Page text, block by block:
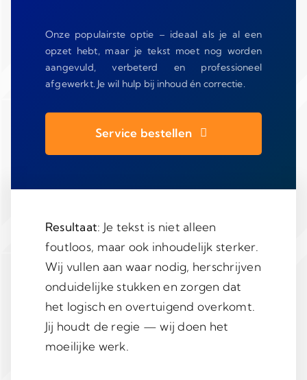
Onze populairste optie – ideaal als je al een
opzet hebt, maar je tekst moet nog worden
aangevuld, verbeterd en professioneel
afgewerkt. Je wil hulp bij inhoud én correctie.
Service bestellen
Resultaat: Je tekst is niet alleen
foutloos, maar ook inhoudelijk sterker.
Wij vullen aan waar nodig, herschrijven
onduidelijke stukken en zorgen dat
het logisch en overtuigend overkomt.
Jij houdt de regie — wij doen het
moeilijke werk.